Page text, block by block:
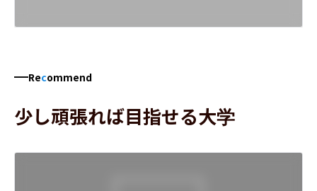
Recommend
少し頑張れば目指せる大学